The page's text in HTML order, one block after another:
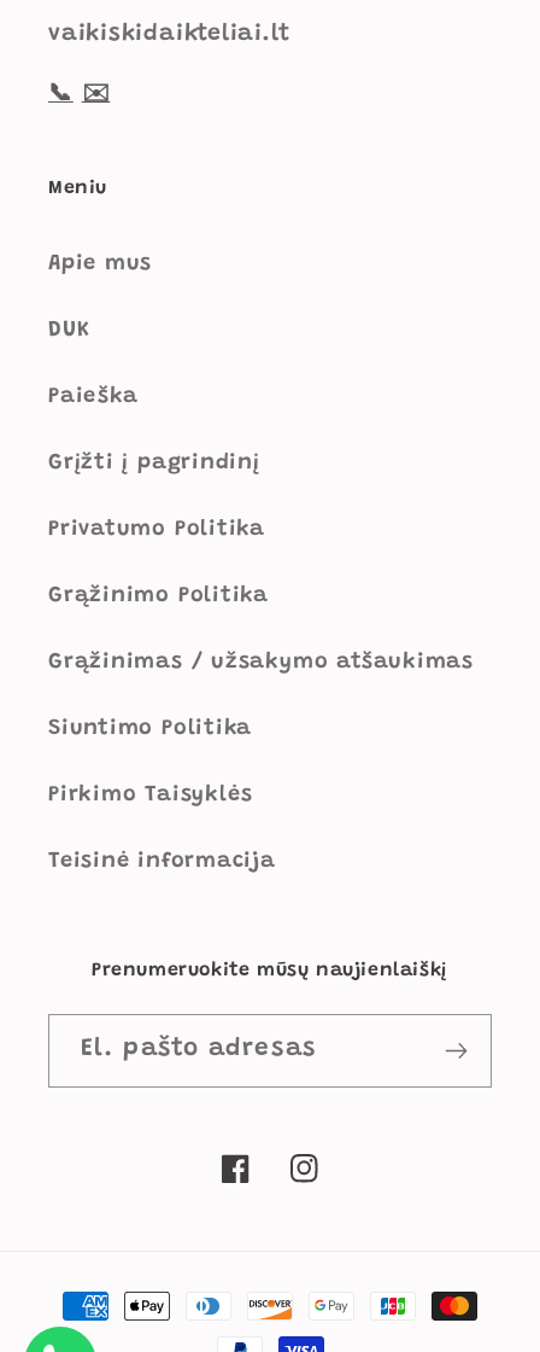
vaikiskidaikteliai.lt
📞 ✉️
Meniu
Apie mus
DUK
Paieška
Grįžti į pagrindinį
Privatumo Politika
Grąžinimo Politika
Grąžinimas / užsakymo atšaukimas
Siuntimo Politika
Pirkimo Taisyklės
Teisinė informacija
Prenumeruokite mūsų naujienlaiškį
El. pašto adresas
„Facebook“„Instagram“
Mokėjimo
būdai